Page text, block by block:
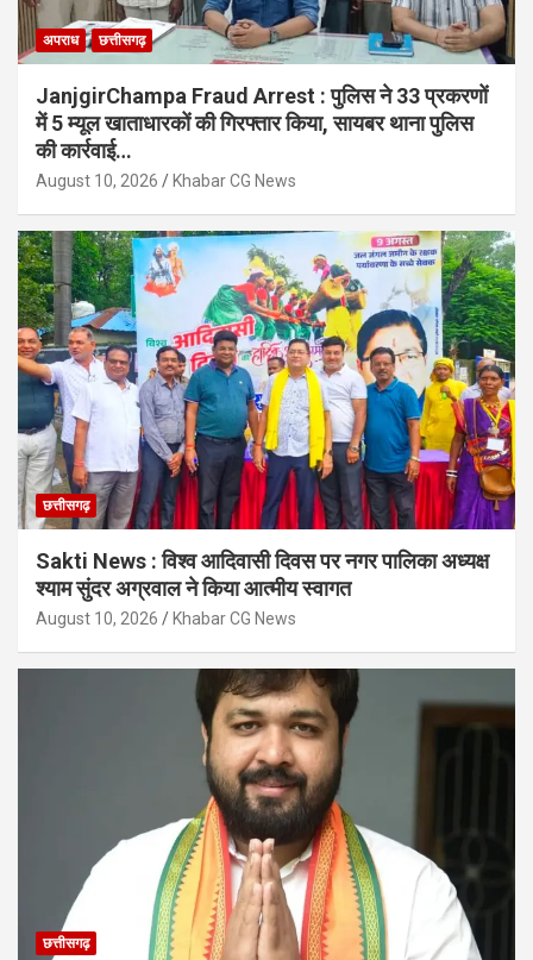
अपराध छत्तीसगढ़
JanjgirChampa Fraud Arrest : पुलिस ने 33 प्रकरणों
में 5 म्यूल खाताधारकों की गिरफ्तार किया, सायबर थाना पुलिस
की कार्रवाई…
August 10, 2026 Khabar CG News
छत्तीसगढ़
Sakti News : विश्व आदिवासी दिवस पर नगर पालिका अध्यक्ष
श्याम सुंदर अग्रवाल ने किया आत्मीय स्वागत
August 10, 2026 Khabar CG News
छत्तीसगढ़